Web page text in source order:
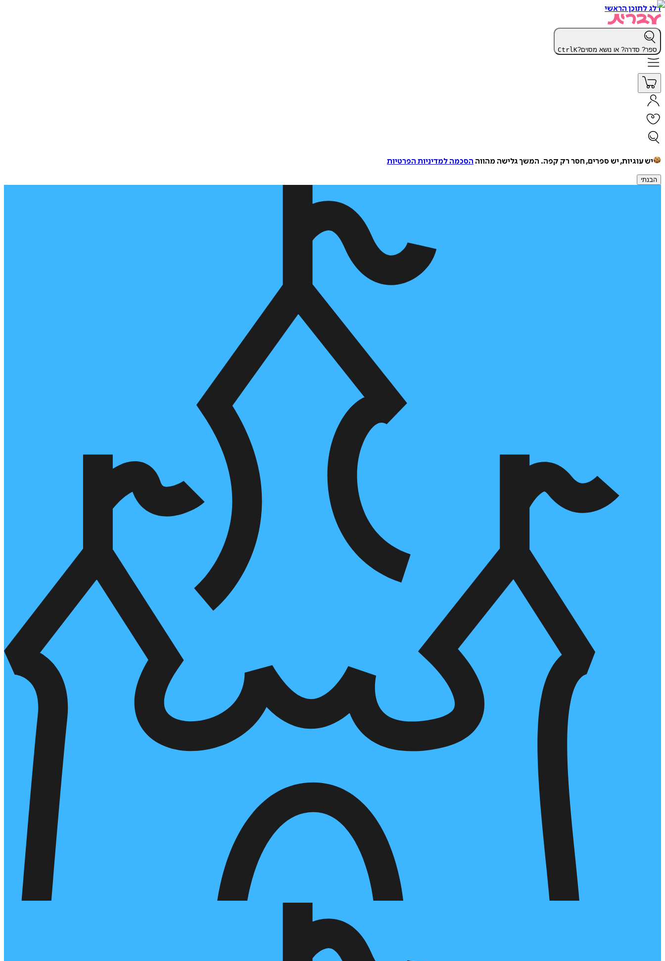
דלג לתוכן הראשי
ספר? סדרה? או נושא מסוים? CtrlK
יש עוגיות, יש ספרים, חסר רק קפה. המשך גלישה מהווה הסכמה למדיניות הפרטיות
הבנתי